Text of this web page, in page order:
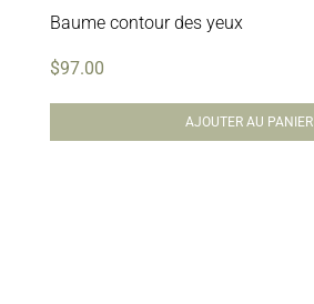
Baume contour des yeux
$97.00
AJOUTER AU PANIER